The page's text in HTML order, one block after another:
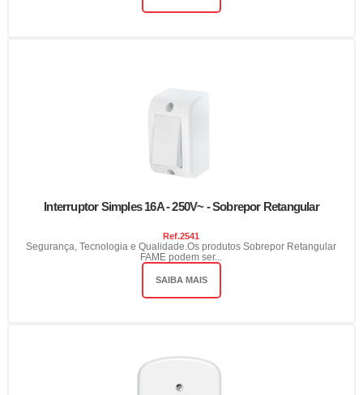
Interruptor Simples 16A - 250V~ - Sobrepor Retangular
Ref.2541
Segurança, Tecnologia e Qualidade.Os produtos Sobrepor Retangular
FAME podem ser...
SAIBA MAIS